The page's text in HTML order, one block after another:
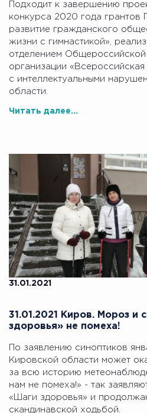
Подходит к завершению
конкурса 2020 года грантов
развитие гражданского
жизни с гимнастикой»,
отделением
организации
с интеллектуальными
области.
Читать далее...
31.01.2021
31.01.2021 Киров. Мороз и
здоровья» не помеха!
По заявлению синоптиков
Кировской области может
за всю историю
нам не помеха!» - так
«Шаги здоровья» и
скандинавской ходьбой.